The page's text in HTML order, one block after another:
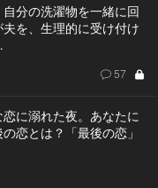
自分の洗濯物を一緒に回
を、生理的に受け付け
57
に溺れた夜。あなたに
恋とは？「最後の恋」